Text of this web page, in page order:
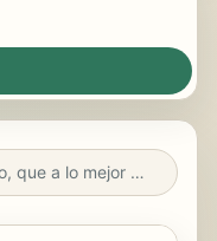
Nunca digas no, que a lo mejor te gusta